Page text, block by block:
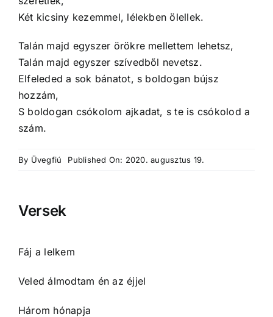
Két kicsiny kezemmel, lélekben ölellek.
Talán majd egyszer örökre mellettem lehetsz,
Talán majd egyszer szívedből nevetsz.
Elfeleded a sok bánatot, s boldogan bújsz
hozzám,
S boldogan csókolom ajkadat, s te is csókolod a
szám.
By Üvegfiú Published On: 2020. augusztus 19.
Versek
Fáj a lelkem
Veled álmodtam én az éjjel
Három hónapja